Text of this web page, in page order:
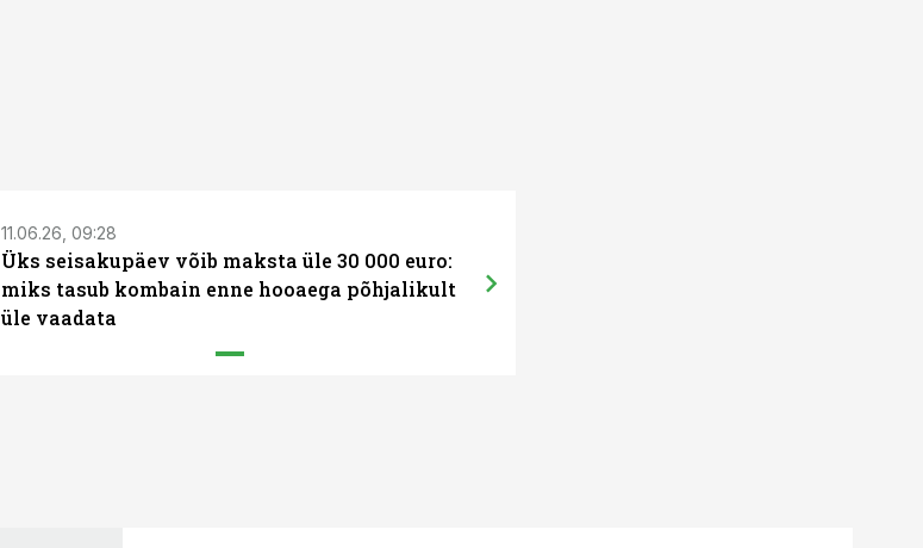
11.06.26, 09:28
Üks seisakupäev võib maksta üle 30 000 euro:
miks tasub kombain enne hooaega põhjalikult
üle vaadata